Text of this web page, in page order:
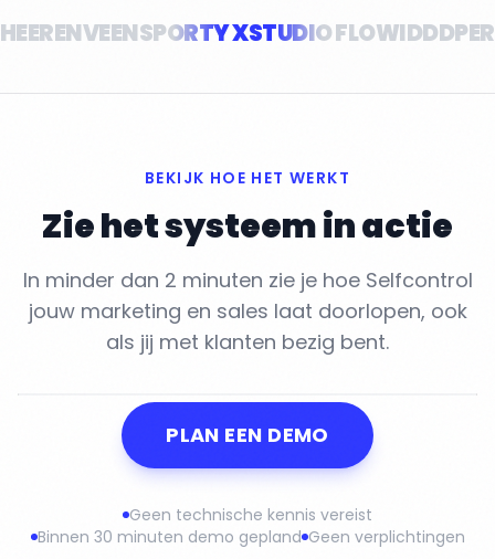
INNOVEX FITNESSLINKWAYSIGOFIT
INNOVEX FITNESSLINKWAYSIGOFIT
BEKIJK HOE HET WERKT
Zie het systeem in actie
In minder dan 2 minuten zie je hoe Selfcontrol
jouw marketing en sales laat doorlopen, ook
als jij met klanten bezig bent.
SELFCONTROL IN ACTIE
Van losse acties naar één
systeem dat blijft draaien.
PLAN EEN DEMO
Geen technische kennis vereist
Binnen 30 minuten demo gepland Geen verplichtingen